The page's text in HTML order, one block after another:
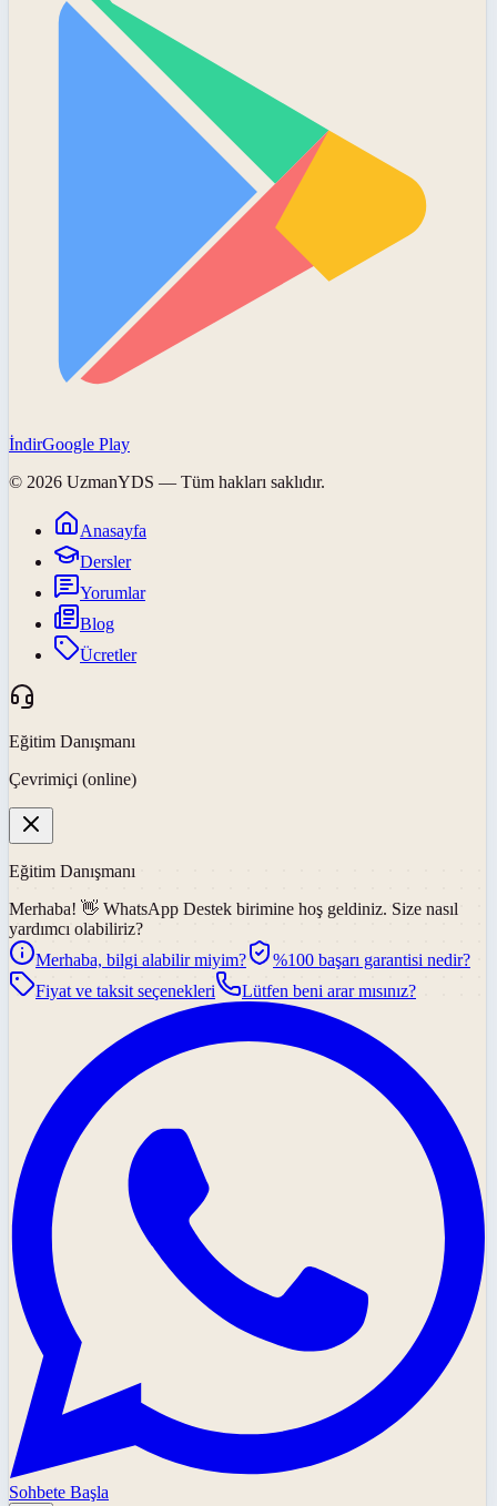
İndirGoogle Play
© 2026 UzmanYDS — Tüm hakları saklıdır.
Anasayfa
Dersler
Yorumlar
Blog
Ücretler
Eğitim Danışmanı
Çevrimiçi (online)
Eğitim Danışmanı
Merhaba! 👋 WhatsApp Destek birimine hoş geldiniz. Size nasıl
yardımcı olabiliriz?
Merhaba, bilgi alabilir miyim?
%100 başarı garantisi nedir?
Fiyat ve taksit seçenekleri
Lütfen beni arar mısınız?
Sohbete Başla